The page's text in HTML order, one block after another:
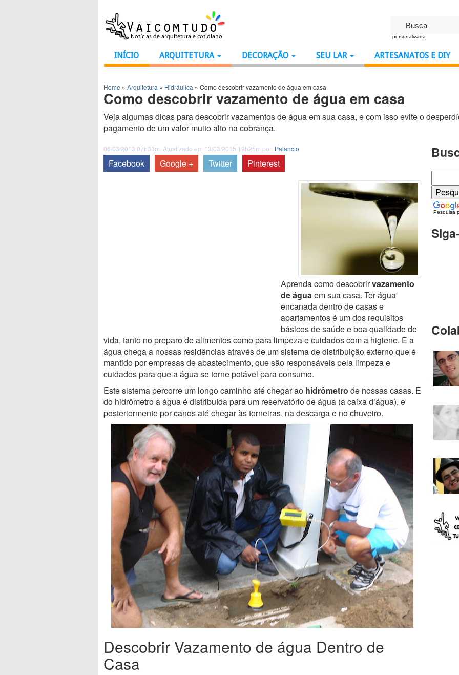
personalizada
INÍCIO ARQUITETURA DECORAÇÃO SEU LAR ARTESANATOS E DIY
Home » Arquitetura » Hidráulica » Como descobrir vazamento de água em casa
Como descobrir vazamento de água em casa
Veja algumas dicas para descobrir vazamentos de água em sua casa, e com isso evite o
pagamento de um valor muito alto na cobrança.
06/03/2013 07h33m. Atualizado em 13/03/2015 19h25m por: Palancio
Facebook Google + Twitter Pinterest
Aprenda como descobrirvazamento
de águaem sua casa. Ter água
encanada dentro de casas e
apartamentos é um dos requisitos
básicos de saúde e boa qualidade de
vida, tanto no preparo de alimentos como para limpeza e cuidados com a higiene. E a
água chega a nossas residências através de um sistema de distribuição externo que é
mantido por empresas de abastecimento, que são responsáveis pela limpeza e
cuidados para que a água se torne potável para consumo.
Este sistema percorre um longo caminho até chegar ao hidrômetro de nossas casas. E
do hidrômetro a água é distribuída para um reservatório de água (a caixa d’água), e
posteriormente por canos até chegar às torneiras, na descarga e no chuveiro.
Descobrir Vazamento de água Dentro de
Casa
Pesquisa